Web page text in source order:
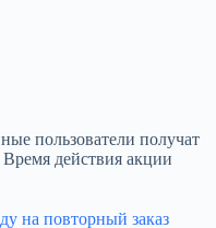
пользователи получат
действия акции